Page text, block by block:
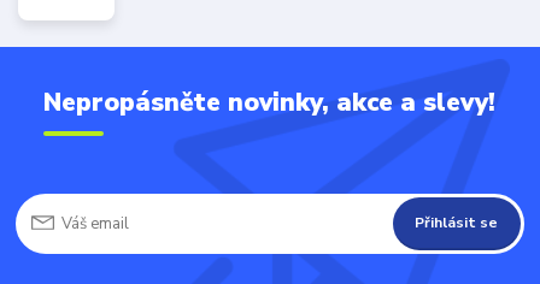
Nepropásněte novinky, akce a slevy!
Přihlásit se